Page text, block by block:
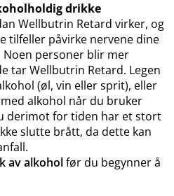
drikke
Wellbutrin Retard virker, og
tilfeller påvirke nervene dine
Noen personer blir mer
tar Wellbutrin Retard. Legen
(øl, vin eller sprit), eller
alkohol når du bruker
derimot for tiden har et stort
slutte brått, da dette kan
av alkoholfør du begynner å